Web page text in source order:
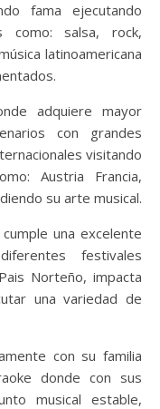
fama ejecutando
como: salsa, rock,
latinoamericana
adquiere mayor
con grandes
visitando
Austria Francia,
su arte musical.
una excelente
festivales
Norteño, impacta
una variedad de
con su familia
donde con sus
musical estable,